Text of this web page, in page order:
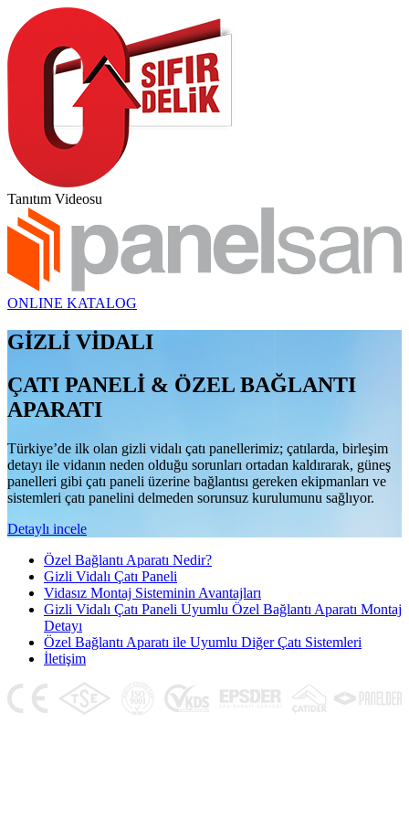
Tanıtım Videosu
ONLINE KATALOG
GİZLİ VİDALI
ÇATI PANELİ & ÖZEL BAĞLANTI
APARATI
Türkiye’de ilk olan gizli vidalı çatı panellerimiz; çatılarda, birleşim
detayı ile vidanın neden olduğu sorunları ortadan kaldırarak, güneş
panelleri gibi çatı paneli üzerine bağlantısı gereken ekipmanları ve
sistemleri çatı panelini delmeden sorunsuz kurulumunu sağlıyor.
Detaylı incele
Özel Bağlantı Aparatı Nedir?
Gizli Vidalı Çatı Paneli
Vidasız Montaj Sisteminin Avantajları
Gizli Vidalı Çatı Paneli Uyumlu Özel Bağlantı Aparatı Montaj
Detayı
Özel Bağlantı Aparatı ile Uyumlu Diğer Çatı Sistemleri
İletişim